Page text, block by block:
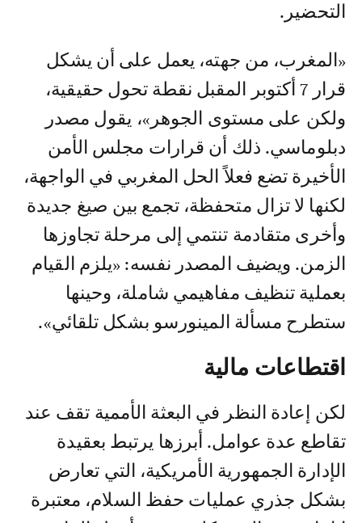
التحضير.
«المغرب، من جهته، يعمل على أن يشكل
قرار 7 أكتوبر المقبل نقطة تحول حقيقية،
ولكن على مستوى الجوهر»، يقول مصدر
دبلوماسي. ذلك أن قرارات مجلس الأمن
الأخيرة تضع فعلاً الحل المغربي في الواجهة،
لكنها لا تزال متحفظة، تجمع بين صيغ جديدة
وأخرى متقادمة تنتمي إلى مرحلة تجاوزها
الزمن. ويضيف المصدر نفسه: «يلزم القيام
بعملية تنظيف مفاهيمي شاملة، وحينها
ستطرح مسألة المينورسو بشكل تلقائي».
اقتطاعات مالية
لكن إعادة النظر في البعثة الأممية تقف عند
تقاطع عدة عوامل. أبرزها يرتبط بعقيدة
الإدارة الجمهورية الأمريكية، التي تعارض
بشكل جذري عمليات حفظ السلام، معتبرة